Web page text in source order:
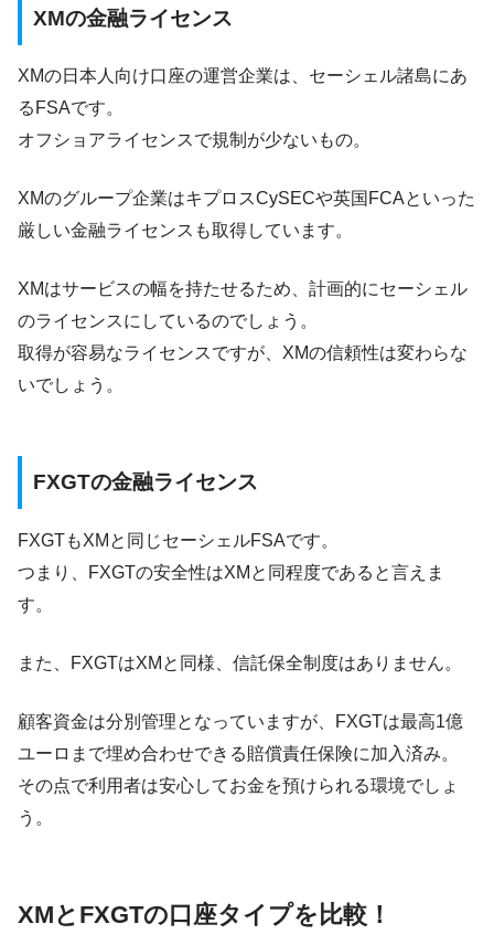
XMの金融ライセンス
XMの日本人向け口座の運営企業は、セーシェル諸島にあ
るFSAです。
オフショアライセンスで規制が少ないもの。
XMのグループ企業はキプロスCySECや英国FCAといった
厳しい金融ライセンスも取得しています。
XMはサービスの幅を持たせるため、計画的にセーシェル
のライセンスにしているのでしょう。
取得が容易なライセンスですが、XMの信頼性は変わらな
いでしょう。
FXGTの金融ライセンス
FXGTもXMと同じセーシェルFSAです。
つまり、FXGTの安全性はXMと同程度であると言えま
す。
また、FXGTはXMと同様、信託保全制度はありません。
顧客資金は分別管理となっていますが、FXGTは最高1億
ユーロまで埋め合わせできる賠償責任保険に加入済み。
その点で利用者は安心してお金を預けられる環境でしょ
う。
XMとFXGTの口座タイプを比較！